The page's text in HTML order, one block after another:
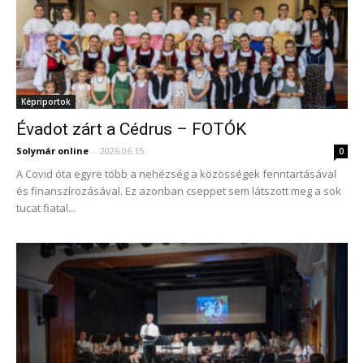
Képriportok
Évadot zárt a Cédrus – FOTÓK
Solymár online - 2026.06.15. 0
A Covid óta egyre több a nehézség a közösségek fenntartásával
és finanszírozásával. Ez azonban cseppet sem látszott meg a sok
tucat fiatal...